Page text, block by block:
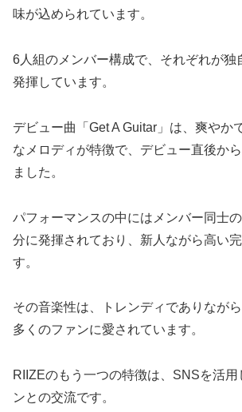
味が込められています。
6人組のメンバー構成で、それぞれが独
発揮しています。
デビュー曲「Get A Guitar」は、爽やか
なメロディが特徴で、デビュー直後か
ました。
パフォーマンスの中にはメンバー同士
分に発揮されており、新人ながら高い
す。
その音楽性は、トレンディでありながら
多くのファンに愛されています。
RIIZEのもう一つの特徴は、SNSを活
ンとの交流です。